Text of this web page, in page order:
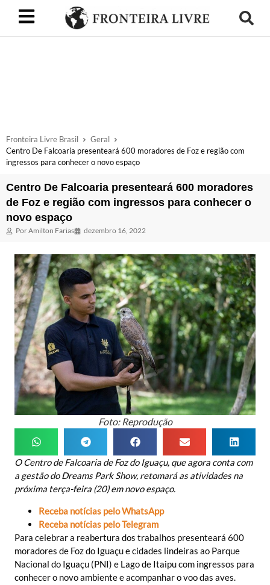
Fronteira Livre Brasil
Geral
Centro De Falcoaria presenteará 600 moradores de Foz e região com
ingressos para conhecer o novo espaço
Centro De Falcoaria presenteará 600 moradores
de Foz e região com ingressos para conhecer o
novo espaço
PorAmilton Farias dezembro 16, 2022
Foto: Reprodução
O Centro de Falcoaria de Foz do Iguaçu, que agora conta com
a gestão do Dreams Park Show, retomará as atividades na
próxima terça-feira (20) em novo espaço.
Receba notícias pelo WhatsApp
Receba notícias pelo Telegram
Para celebrar a reabertura dos trabalhos presenteará 600
moradores de Foz do Iguaçu e cidades lindeiras ao Parque
Nacional do Iguaçu (PNI) e Lago de Itaipu com ingressos para
conhecer o novo ambiente e acompanhar o voo das aves.